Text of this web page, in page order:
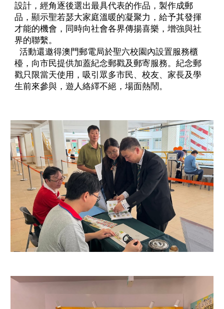
設計，經角逐後選出最具代表的作品，製作成郵
品，顯示聖若瑟大家庭溫暖的凝聚力，給予其發揮
才能的機會，同時向社會各界傳揚喜樂，增強與社
界的聯繫。
活動還邀得澳門郵電局於聖六校園內設置服務櫃
檯，向市民提供加蓋紀念郵戳及郵寄服務。紀念郵
戳只限當天使用，吸引眾多市民、校友、家長及學
生前來參與，遊人絡繹不絕，場面熱鬧。